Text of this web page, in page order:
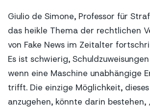
Giulio de Simone, Professor für
das heikle Thema der rechtlichen
von Fake News im Zeitalter
Es ist schwierig,
wenn eine Maschine unabhängige
trifft. Die einzige Möglichkeit,
anzugehen, könnte darin bestehen,